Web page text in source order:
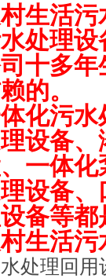
生活污
处理设
十多年
的。
化污
设备、
一体
设备、
备等都
生活污
处理回